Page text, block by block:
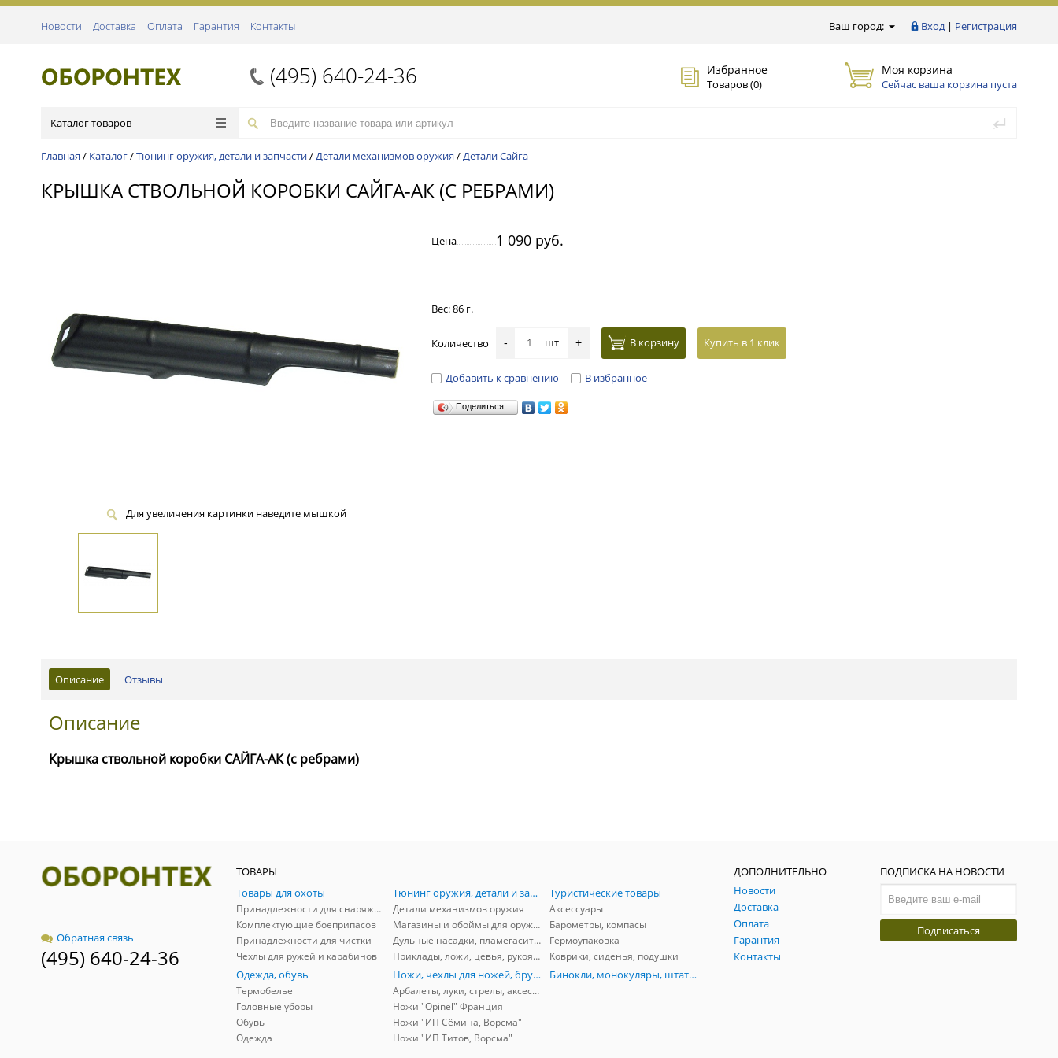
Ваш город: Вход| Регистрация
Новости Доставка Оплата Гарантия Контакты
(495) 640-24-36 Избранное
Товаров (0)
Моя корзина
Сейчас ваша корзина пуста
Каталог товаров
Главная / Каталог/Тюнинг оружия, детали и запчасти/Детали механизмов оружия /Детали Сайга
КРЫШКА СТВОЛЬНОЙ КОРОБКИ САЙГА-АК (С РЕБРАМИ)
Для увеличения картинки наведите мышкой
Цена 1 090 руб.
Вес: 86 г.
Количество - шт + В корзину Купить в 1 клик
Добавить к сравнению В избранное
Поделиться…
Описание Отзывы
Описание
Крышка ствольной коробки САЙГА-АК (с ребрами)
Обратная связь
(495) 640-24-36
ТОВАРЫ
Товары для охоты
Принадлежности для снаряжения
Комплектующие боеприпасов
Принадлежности для чистки
Чехлы для ружей и карабинов
Тюнинг оружия, детали и запчасти
Детали механизмов оружия
Магазины и обоймы для оружия
Дульные насадки, пламегасители, ДТК
Приклады, ложи, цевья, рукоятки, затыльники
Туристические товары
Аксессуары
Барометры, компасы
Гермоупаковка
Коврики, сиденья, подушки
Одежда, обувь
Термобелье
Головные уборы
Обувь
Одежда
Ножи, чехлы для ножей, бруски, арбалеты
Арбалеты, луки, стрелы, аксессуары
Ножи "Opinel" Франция
Ножи "ИП Сёмина, Ворсма"
Ножи "ИП Титов, Ворсма"
Бинокли, монокуляры, штативы
ДОПОЛНИТЕЛЬНО
Новости
Доставка
Оплата
Гарантия
Контакты
ПОДПИСКА НА НОВОСТИ
Подписаться